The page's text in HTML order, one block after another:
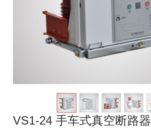
VS1-24 手车式真空断路器